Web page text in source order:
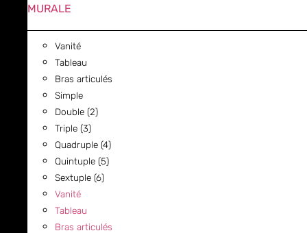
MURALE
Vanité
Tableau
Bras articulés
Simple
Double (2)
Triple (3)
Quadruple (4)
Quintuple (5)
Sextuple (6)
Vanité
Tableau
Bras articulés